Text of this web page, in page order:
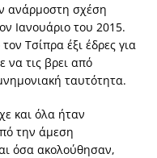
ανάρμοστη σχέση
Ιανουάριο του 2015.
Τσίπρα έξι έδρες για
να τις βρει από
ταυτότητα.
και όλα ήταν
την άμεση
όσα ακολούθησαν,